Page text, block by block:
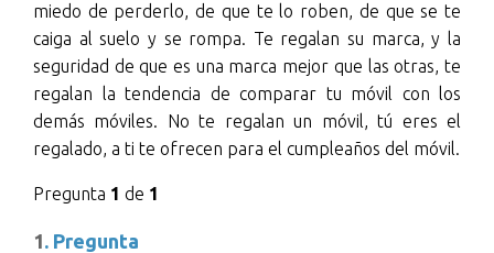
miedo de perderlo, de que te lo roben, de que se te
caiga al suelo y se rompa. Te regalan su marca, y la
seguridad de que es una marca mejor que las otras, te
regalan la tendencia de comparar tu móvil con los
demás móviles. No te regalan un móvil, tú eres el
regalado, a ti te ofrecen para el cumpleaños del móvil.
Pregunta 1 de 1
1. Pregunta